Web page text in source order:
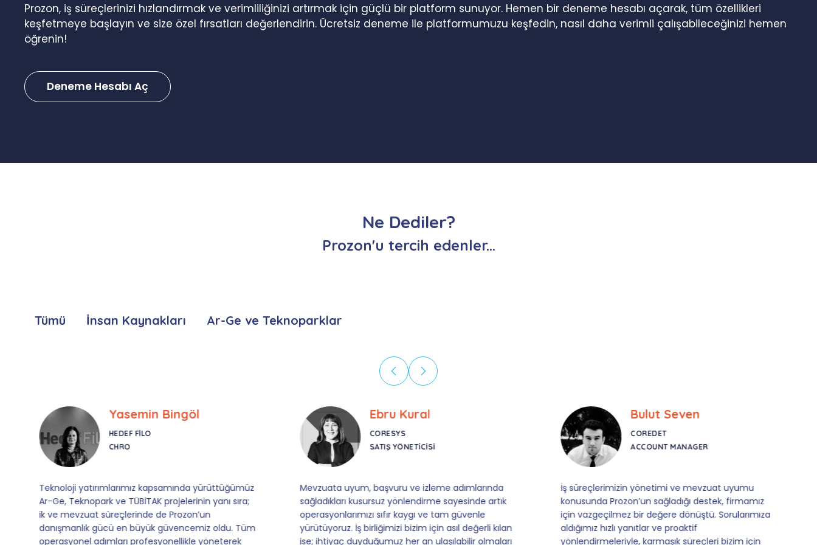
Prozon, iş süreçlerinizi hızlandırmak ve verimliliğinizi artırmak için güçlü bir platform sunuyor. Hemen bir deneme hesabı açarak, tüm özellikleri
keşfetmeye başlayın ve size özel fırsatları değerlendirin. Ücretsiz deneme ile platformumuzu keşfedin, nasıl daha verimli çalışabileceğinizi hemen
öğrenin!
Deneme Hesabı Aç
Ne Dediler?
Prozon'u tercih edenler...
Tümü İnsan Kaynakları Ar-Ge ve Teknoparklar
Yasemin Bingöl
HEDEF FILO
CHRO
Teknoloji yatırımlarımız kapsamında yürüttüğümüz
Ar-Ge, Teknopark ve TÜBİTAK projelerinin yanı sıra;
ik ve mevzuat süreçlerinde de Prozon’un
danışmanlık gücü en büyük güvencemiz oldu. Tüm
operasyonel adımları profesyonellikle yöneterek
Ebru Kural
CORESYS
SATIŞ YÖNETICISI
Mevzuata uyum, başvuru ve izleme adımlarında
sağladıkları kusursuz yönlendirme sayesinde artık
operasyonlarımızı sıfır kaygı ve tam güvenle
yürütüyoruz. İş birliğimizi bizim için asıl değerli kılan
ise; ihtiyaç duyduğumuz her an ulaşılabilir olmaları
Bulut Seven
COREDET
ACCOUNT MANAGER
İş süreçlerimizin yönetimi ve mevzuat uyumu
konusunda Prozon’un sağladığı destek, firmamız
için vazgeçilmez bir değere dönüştü. Sorularımıza
aldığımız hızlı yanıtlar ve proaktif
yönlendirmeleriyle, karmaşık süreçleri bizim için